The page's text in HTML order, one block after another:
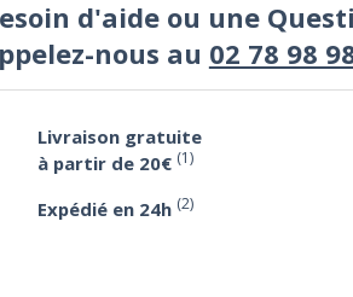
d'aide ou une
nous au 02 78 98
Livraison gratuite
à partir de 20€ (1)
Expédié en 24h (2)